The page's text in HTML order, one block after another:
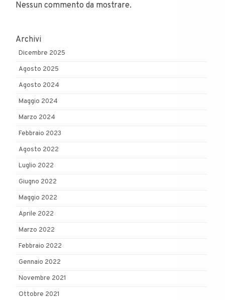
Nessun commento da mostrare.
Archivi
Dicembre 2025
Agosto 2025
Agosto 2024
Maggio 2024
Marzo 2024
Febbraio 2023
Agosto 2022
Luglio 2022
Giugno 2022
Maggio 2022
Aprile 2022
Marzo 2022
Febbraio 2022
Gennaio 2022
Novembre 2021
Ottobre 2021